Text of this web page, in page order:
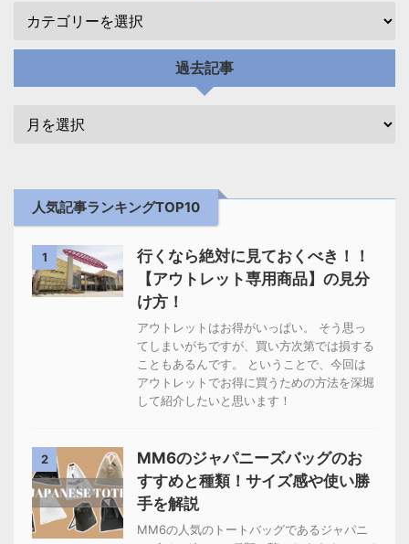
過去記事
人気記事ランキングTOP10
1
行くなら絶対に見ておくべき！！
【アウトレット専用商品】の見分
け方！
アウトレットはお得がいっぱい。 そう思っ
てしまいがちですが、買い方次第では損する
こともあるんです。 ということで、今回は
アウトレットでお得に買うための方法を深堀
して紹介したいと思います！
2
MM6のジャパニーズバッグのお
すすめと種類！サイズ感や使い勝
手を解説
MM6の人気のトートバッグであるジャパニ